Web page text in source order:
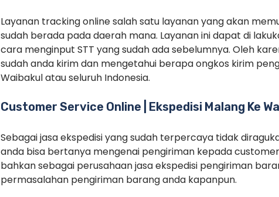
Layanan tracking online salah satu layanan yang akan
sudah berada pada daerah mana. Layanan ini dapat di
cara menginput STT yang sudah ada sebelumnya. Oleh
sudah anda kirim dan mengetahui berapa ongkos kirim
Waibakul atau seluruh Indonesia.
Customer Service Online | Ekspedisi Malang Ke
Sebagai jasa ekspedisi yang sudah terpercaya tidak
anda bisa bertanya mengenai pengiriman kepada
bahkan sebagai perusahaan jasa ekspedisi pengiriman
permasalahan pengiriman barang anda kapanpun.